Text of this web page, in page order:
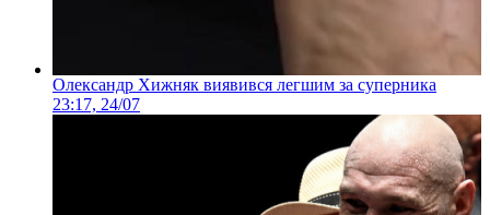
Олександр Хижняк виявився легшим за суперника
23:17, 24/07